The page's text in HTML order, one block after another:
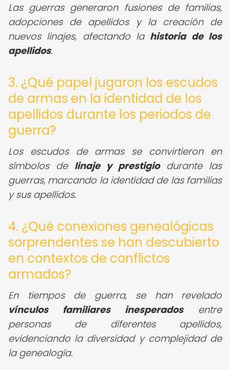
Las guerras generaron fusiones de familias,
adopciones de apellidos y la creación de
nuevos linajes, afectando la historia de los
apellidos.
3. ¿Qué papel jugaron los escudos
de armas en la identidad de los
apellidos durante los periodos de
guerra?
Los escudos de armas se convirtieron en
símbolos de linaje y prestigiodurante las
guerras, marcando la identidad de las familias
y sus apellidos.
4. ¿Qué conexiones genealógicas
sorprendentes se han descubierto
en contextos de conflictos
armados?
En tiempos de guerra, se han revelado
vínculos familiares inesperadosentre
personas de diferentes apellidos,
evidenciando la diversidad y complejidad de
la genealogía.